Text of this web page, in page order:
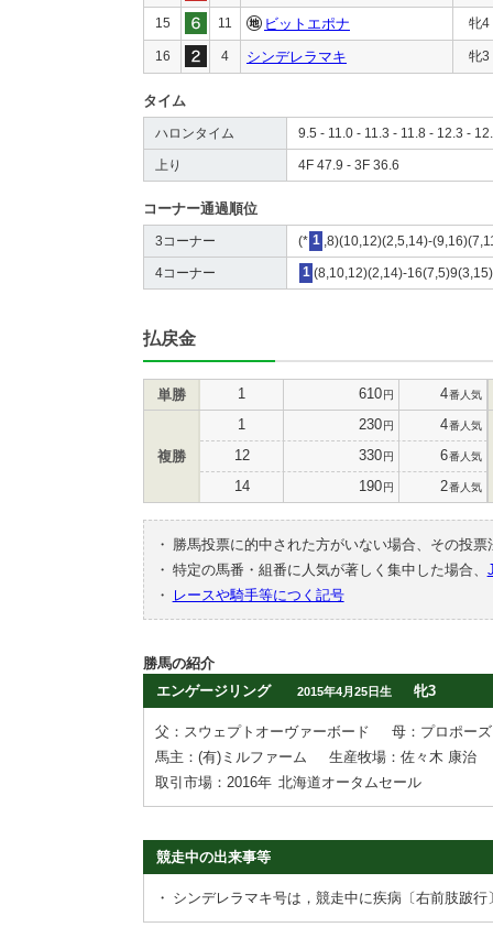
15 11 ビットエポナ 牝4
16 4 シンデレラマキ 牝3
タイム
ハロンタイム 9.5 - 11.0 - 11.3 - 11.8 - 12.3 -
上り 4F 47.9 - 3F 36.6
コーナー通過順位
3コーナー (* 1 ,8)(10,12)(2,5,14)-
4コーナー 1 (8,10,12)(2,14)-
払戻金
単勝 1 610円 4番人気
複勝
1 230円 4番人気
12 330円 6番人気
14 190円 2番人気
・
勝馬投票に的中された方がいない場合、その投
・ 特定の馬番・組番に人気が著しく集中した場合、
・
レースや騎手等につく記号
勝馬の紹介
エンゲージリング
2015年4月25日生 牝3
父：スウェプトオーヴァーボード
母：プロポー
馬主：(有)ミルファーム
生産牧場：佐々木 康治
取引市場：2016年 北海道オータムセール
競走中の出来事等
・ シンデレラマキ号は，競走中に疾病〔右前肢跛